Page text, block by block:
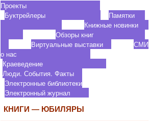
Проекты
Буктрейлеры
Памятки
Книжные новинки
Обзоры книг
Виртуальные выставки
СМИ
о нас
Краеведение
Люди. События. Факты
Электронные библиотеки
Электронный журнал
КНИГИ — ЮБИЛЯРЫ